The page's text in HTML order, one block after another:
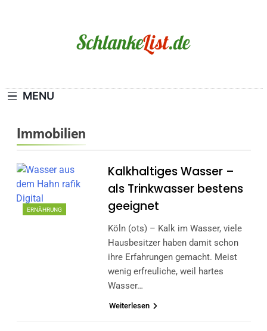
MENU
Immobilien
ERNÄHRUNG
Kalkhaltiges Wasser –
als Trinkwasser bestens
geeignet
Köln (ots) – Kalk im Wasser, viele
Hausbesitzer haben damit schon
ihre Erfahrungen gemacht. Meist
wenig erfreuliche, weil hartes
Wasser…
Weiterlesen